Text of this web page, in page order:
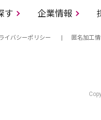
す 企業情報
イバシーポリシー 匿名加工